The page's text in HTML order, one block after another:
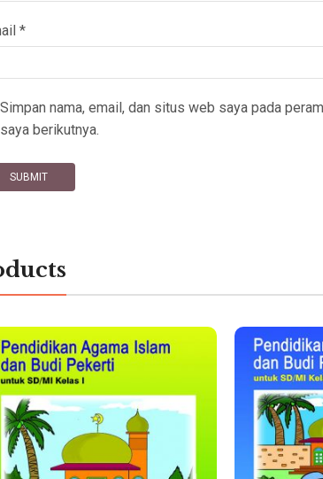
*
Simpan nama, email, dan situs web saya pada
saya berikutnya.